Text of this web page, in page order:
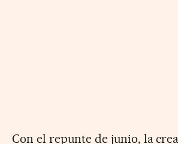
Con el repunte de junio, la